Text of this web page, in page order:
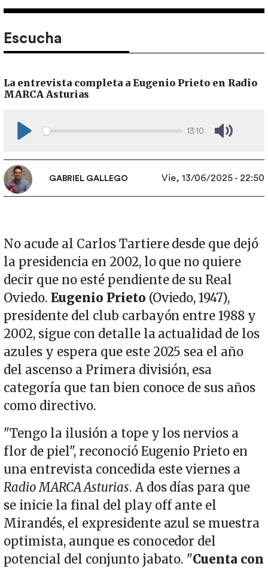
Escucha
La entrevista completa a Eugenio Prieto en Radio
MARCA Asturias
13:10
GABRIEL GALLEGO Vie, 13/06/2025 - 22:50
No acude al Carlos Tartiere desde que dejó
la presidencia en 2002, lo que no quiere
decir que no esté pendiente de su Real
Oviedo. Eugenio Prieto (Oviedo, 1947),
presidente del club carbayón entre 1988 y
2002, sigue con detalle la actualidad de los
azules y espera que este 2025 sea el año
del ascenso a Primera división, esa
categoría que tan bien conoce de sus años
como directivo.
"Tengo la ilusión a tope y los nervios a
flor de piel", reconoció Eugenio Prieto en
una entrevista concedida este viernes a
Radio MARCA Asturias. A dos días para que
se inicie la final del play off ante el
Mirandés, el expresidente azul se muestra
optimista, aunque es conocedor del
potencial del conjunto jabato. "Cuenta con